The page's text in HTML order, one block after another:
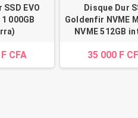
SSD EVO
000GB
CFA
Disque Dur
Goldenfir NVME
NVME 512GB
35 000 F